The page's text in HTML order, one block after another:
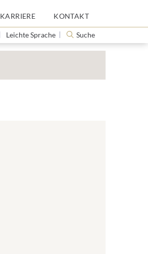
KARRIERE KONTAKT
Leichte Sprache Suche